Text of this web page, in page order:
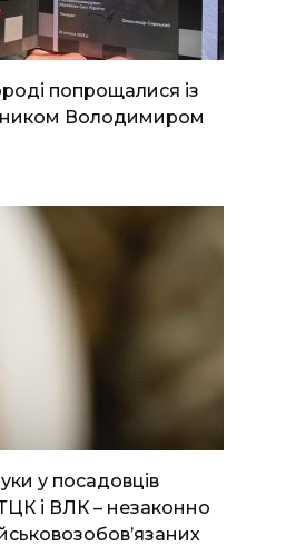
попрощалися із
Володимиром
у посадовців
і ВЛК – незаконно